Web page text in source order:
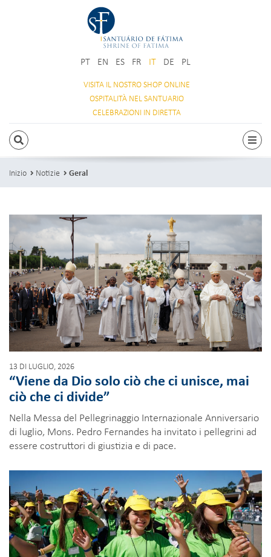
PT EN ES FR IT DE PL
VISITA IL NOSTROSHOP ONLINE
OSPITALITÀ NEL SANTUARIO
CELEBRAZIONI IN DIRETTA
RICERCA
Inizio Notizie Geral
13 DI LUGLIO, 2026
“Viene da Dio solo ciò che ci unisce, mai
ciò che ci divide”
Nella Messa del Pellegrinaggio Internazionale Anniversario
di luglio, Mons. Pedro Fernandes ha invitato i pellegrini ad
essere costruttori di giustizia e di pace.